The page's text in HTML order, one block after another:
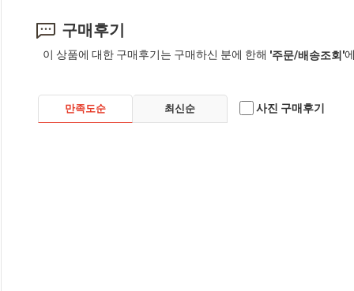
구매후기
이 상품에 대한 구매후기는 구매하신 분에 한해 '주문/배송조회'
만족도순 최신순 사진 구매후기